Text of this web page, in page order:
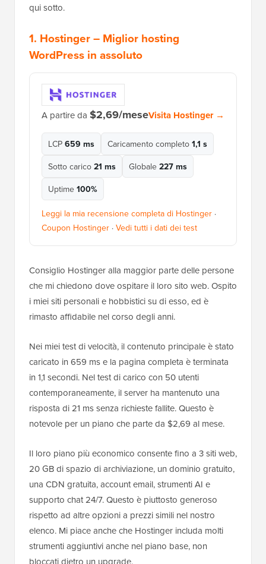
qui sotto.
1. Hostinger– Miglior hosting
WordPress in assoluto
A partire da $2,69/meseVisita Hostinger →
LCP 659 ms Caricamento completo 1,1 s
Sotto carico 21 ms Globale 227 ms
Uptime 100%
Leggi la mia recensione completa di Hostinger ·
Coupon Hostinger · Vedi tutti i dati dei test
Consiglio Hostinger alla maggior parte delle persone
che mi chiedono dove ospitare il loro sito web. Ospito
i miei siti personali e hobbistici su di esso, ed è
rimasto affidabile nel corso degli anni.
Nei miei test di velocità, il contenuto principale è stato
caricato in 659 ms e la pagina completa è terminata
in 1,1 secondi. Nel test di carico con 50 utenti
contemporaneamente, il server ha mantenuto una
risposta di 21 ms senza richieste fallite. Questo è
notevole per un piano che parte da $2,69 al mese.
Il loro piano più economico consente fino a 3 siti web,
20 GB di spazio di archiviazione, un dominio gratuito,
una CDN gratuita, account email, strumenti AI e
supporto chat 24/7. Questo è piuttosto generoso
rispetto ad altre opzioni a prezzi simili nel nostro
elenco. Mi piace anche che Hostinger includa molti
strumenti aggiuntivi anche nel piano base, non